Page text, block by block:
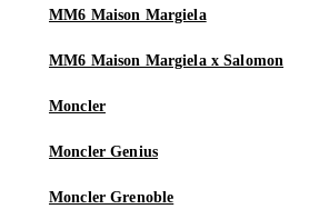
MM6 Maison Margiela
MM6 Maison Margiela x Salomon
Moncler
Moncler Genius
Moncler Grenoble